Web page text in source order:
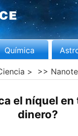
Química
> >>
el níquel
dinero?